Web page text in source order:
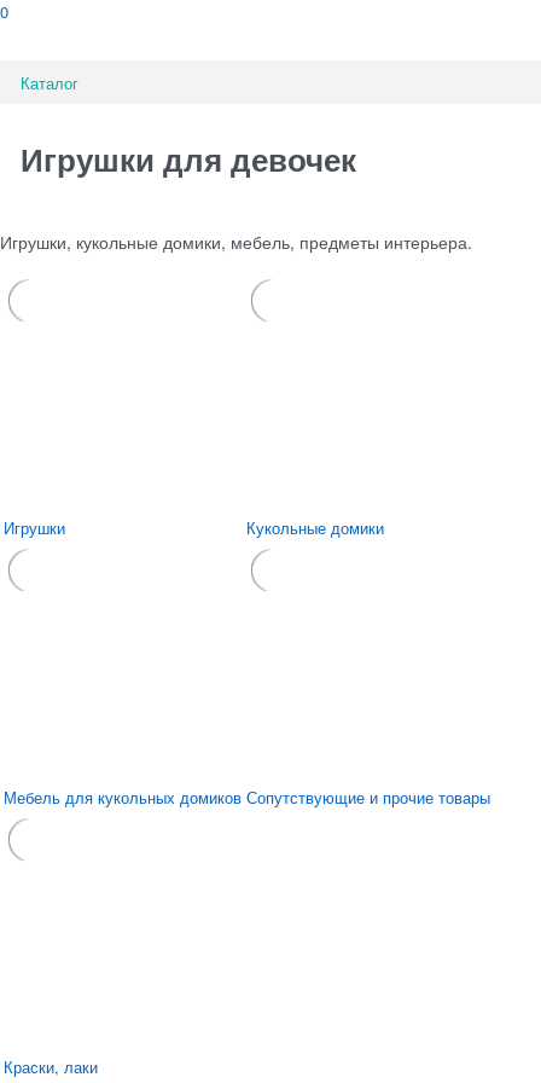
0
Каталог
Игрушки для девочек
Игрушки, кукольные домики, мебель, предметы интерьера.
Игрушки Кукольные домики
Мебель для кукольных домиков Сопутствующие и прочие товары
Краски, лаки